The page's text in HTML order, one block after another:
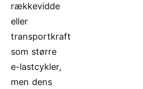
rækkevidde
eller
transportkraft
som større
e-lastcykler,
men dens